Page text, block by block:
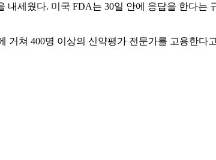
세웠다. 미국 FDA는 30일 안에 응답을 한다는
거쳐 400명 이상의 신약평가 전문가를 고용한다